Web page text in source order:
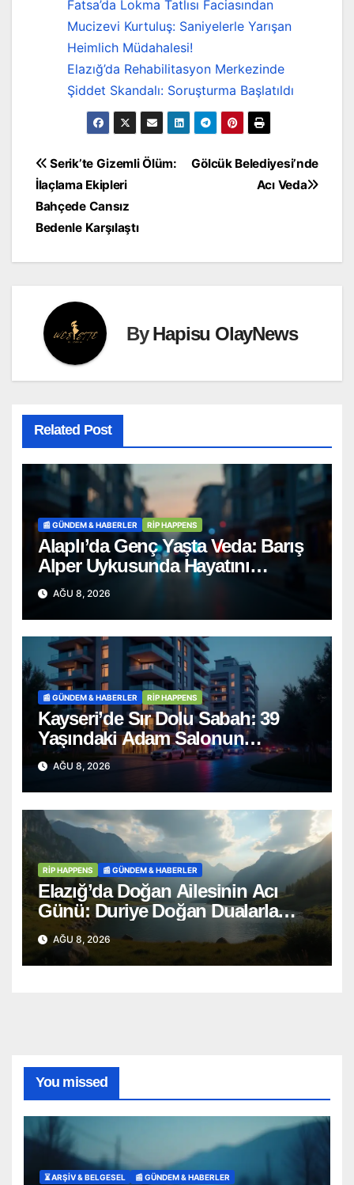
Fatsa’da Lokma Tatlısı Faciasından
Mucizevi Kurtuluş: Saniyelerle Yarışan
Heimlich Müdahalesi!
Elazığ’da Rehabilitasyon Merkezinde
Şiddet Skandalı: Soruşturma Başlatıldı
Yazı
gezinmesi
Gölcük Belediyesi’nde
Acı Veda
Serik’te Gizemli Ölüm:
İlaçlama Ekipleri
Bahçede Cansız
Bedenle Karşılaştı
ByHapisu OlayNews
Related Post
📰 GÜNDEM & HABERLER RİP HAPPENS
Alaplı’da Genç Yaşta Veda: Barış
Alper Uykusunda Hayatını
Kaybetti
AĞU 8, 2026
📰 GÜNDEM & HABERLER RİP HAPPENS
Kayseri’de Sır Dolu Sabah: 39
Yaşındaki Adam Salonun
Ortasında Ölü Bulundu
AĞU 8, 2026
RİP HAPPENS 📰 GÜNDEM & HABERLER
Elazığ’da Doğan Ailesinin Acı
Günü: Duriye Doğan Dualarla
Uğurlandı
AĞU 8, 2026
You missed
⏳ ARŞİV & BELGESEL 📰 GÜNDEM & HABERLER